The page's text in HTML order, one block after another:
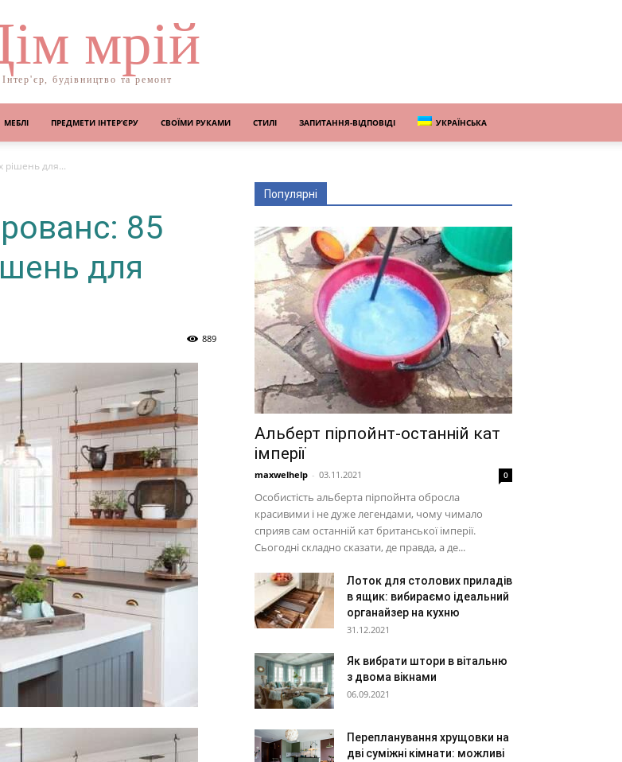
мрій
Інтер'єр, будівництво та ремонт
МЕБЛІ ПРЕДМЕТИ ІНТЕР’ЄРУ СВОЇМИ РУКАМИ СТИЛІ ЗАПИТАННЯ-ВІДПОВІДІ УКРАЇНСЬКА
рішень для...
85
для
889
Популярні
Альберт пірпойнт-останній кат
імперії
maxwelhelp - 03.11.2021 0
Особистість альберта пірпойнта обросла
красивими і не дуже легендами, чому чимало
сприяв сам останній кат британської імперії.
Сьогодні складно сказати, де правда, а де...
Лоток для столових приладів
в ящик: вибираємо ідеальний
органайзер на кухню
31.12.2021
Як вибрати штори в вітальню
з двома вікнами
06.09.2021
Перепланування хрущовки на
дві суміжні кімнати: можливі